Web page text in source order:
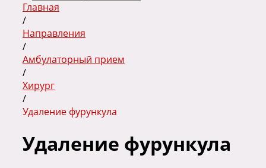
Главная
/
Направления
/
Амбулаторный прием
/
Хирург
/
Удаление фурункула
Удаление фурункула